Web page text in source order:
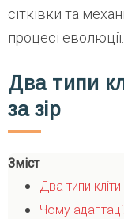
сітківки та
процесі еволюції.
Два типи
за зір
Зміст
Два типи
Чому